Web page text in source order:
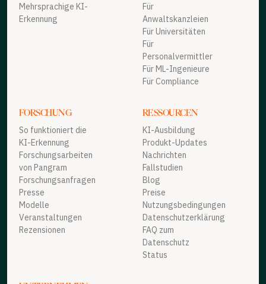
Mehrsprachige KI-
Erkennung
Für
Anwaltskanzleien
Für Universitäten
Für
Personalvermittler
Für ML-Ingenieure
Für Compliance
FORSCHUNG
So funktioniert die
KI-Erkennung
Forschungsarbeiten
von Pangram
Forschungsanfragen
Presse
Modelle
Veranstaltungen
Rezensionen
RESSOURCEN
KI-Ausbildung
Produkt-Updates
Nachrichten
Fallstudien
Blog
Preise
Nutzungsbedingungen
Datenschutzerklärung
FAQ zum
Datenschutz
Status